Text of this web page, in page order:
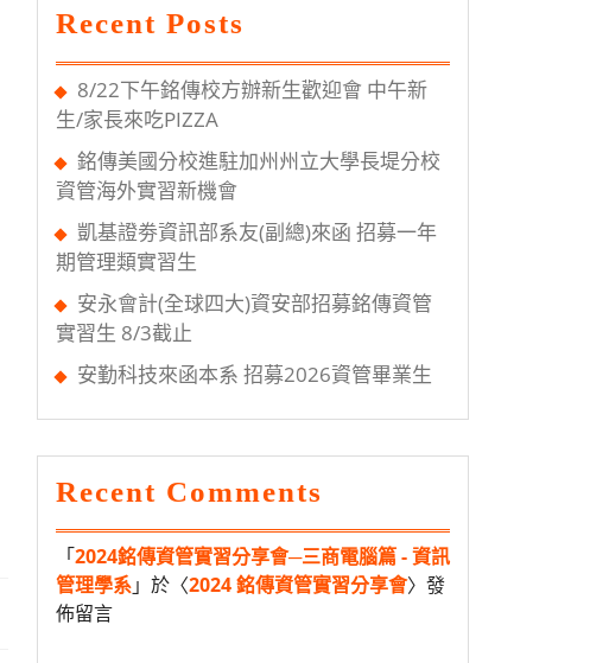
Recent Posts
8/22下午銘傳校方辦新生歡迎會 中午新
生/家長來吃PIZZA
銘傳美國分校進駐加州州立大學長堤分校
資管海外實習新機會
凱基證劵資訊部系友(副總)來函 招募一年
期管理類實習生
安永會計(全球四大)資安部招募銘傳資管
實習生 8/3截止
安勤科技來函本系 招募2026資管畢業生
Recent Comments
「2024銘傳資管實習分享會─三商電腦篇 - 資訊
管理學系」於〈2024 銘傳資管實習分享會〉發
佈留言